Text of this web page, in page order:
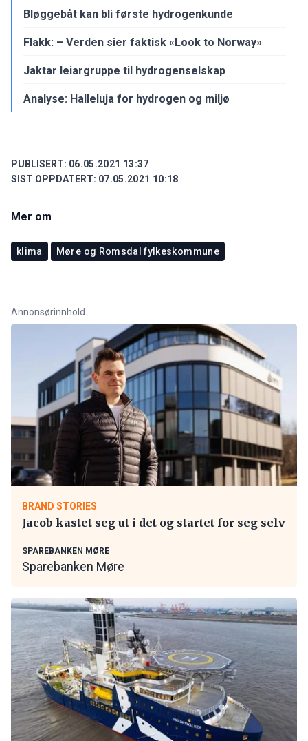
Bløggebåt kan bli første hydrogenkunde
Flakk: – Verden sier faktisk «Look to Norway»
Jaktar leiargruppe til hydrogenselskap
Analyse: Halleluja for hydrogen og miljø
PUBLISERT: 06.05.2021 13:37
SIST OPPDATERT: 07.05.2021 10:18
Mer om
klima Møre og Romsdal fylkeskommune
Annonsørinnhold
BRAND STORIES
Jacob kastet seg ut i det og startet for seg selv
SPAREBANKEN MØRE
Sparebanken Møre